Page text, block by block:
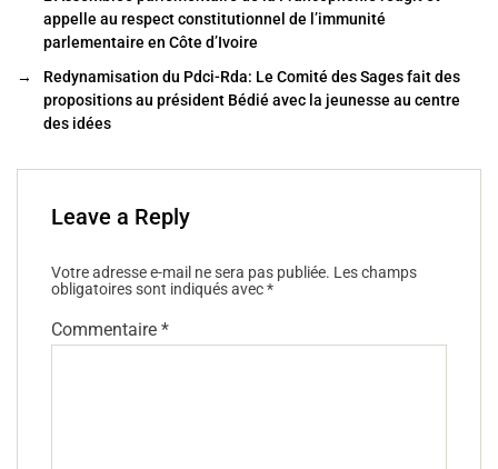
o
k
appelle au respect constitutionnel de l’immunité
parlementaire en Côte d’Ivoire
→
Redynamisation du Pdci-Rda: Le Comité des Sages fait des
propositions au président Bédié avec la jeunesse au centre
des idées
Leave a Reply
Votre adresse e-mail ne sera pas publiée. Les champs
obligatoires sont indiqués avec*
Commentaire *